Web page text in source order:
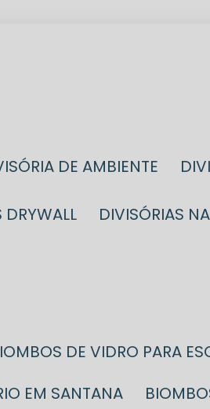
DE AMBIENTE
DRYWALL DIVISÓRIAS
BIOMBOS DE VIDRO PARA
EM SANTANA